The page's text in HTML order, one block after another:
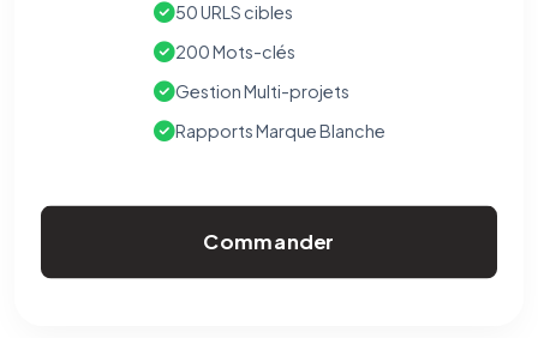
50 URLS cibles
200 Mots-clés
Gestion Multi-projets
Rapports Marque Blanche
Commander